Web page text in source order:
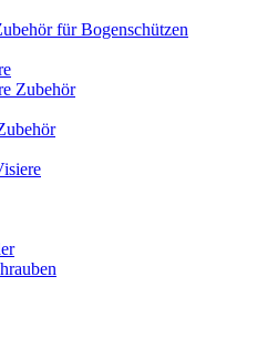
für Bogenschützen
Zubehör